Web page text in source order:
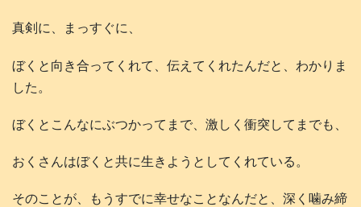
真剣に、まっすぐに、
ぼくと向き合ってくれて、伝えてくれたんだと、わかりま
した。
ぼくとこんなにぶつかってまで、激しく衝突してまでも、
おくさんはぼくと共に生きようとしてくれている。
そのことが、もうすでに幸せなことなんだと、深く噛み締